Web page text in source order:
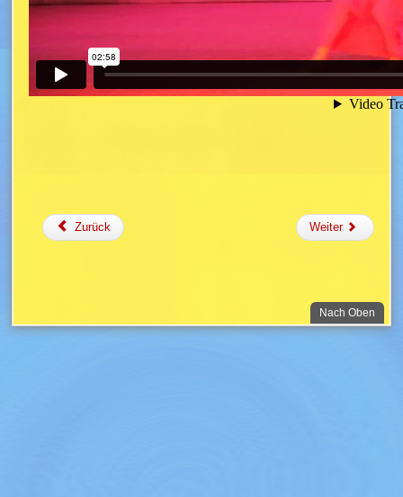
Zurück Weiter
Nach Oben.